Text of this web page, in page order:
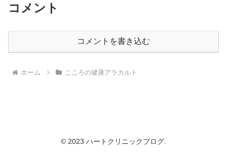
コメント
コメントを書き込む
ホーム こころの健康アラカルト
© 2023 ハートクリニックブログ.